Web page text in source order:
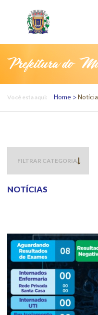
Prefeitura do
Você esta aqui: Home
NOTÍCIAS